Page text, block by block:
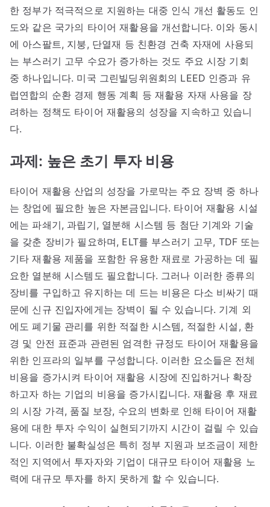
한 정부가 적극적으로 지원하는 대중 인식 개선 활동도 인
도와 같은 국가의 타이어 재활용을 개선합니다. 이와 동시
에 아스팔트, 지붕, 단열재 등 친환경 건축 자재에 사용되
는 부스러기 고무 수요가 증가하는 것도 주요 시장 기회
중 하나입니다. 미국 그린빌딩위원회의 LEED 인증과 유
럽연합의 순환 경제 행동 계획 등 재활용 자재 사용을 장
려하는 정책도 타이어 재활용의 성장을 지속하고 있습니
다.
과제: 높은 초기 투자 비용
타이어 재활용 산업의 성장을 가로막는 주요 장벽 중 하나
는 창업에 필요한 높은 자본금입니다. 타이어 재활용 시설
에는 파쇄기, 과립기, 열분해 시스템 등 첨단 기계와 기술
을 갖춘 장비가 필요하며, ELT를 부스러기 고무, TDF 또는
기타 재활용 제품을 포함한 유용한 재료로 가공하는 데 필
요한 열분해 시스템도 필요합니다. 그러나 이러한 종류의
장비를 구입하고 유지하는 데 드는 비용은 다소 비싸기 때
문에 신규 진입자에게는 장벽이 될 수 있습니다. 기계 외
에도 폐기물 관리를 위한 적절한 시스템, 적절한 시설, 환
경 및 안전 표준과 관련된 엄격한 규정도 타이어 재활용을
위한 인프라의 일부를 구성합니다. 이러한 요소들은 전체
비용을 증가시켜 타이어 재활용 시장에 진입하거나 확장
하고자 하는 기업의 비용을 증가시킵니다. 재활용 후 재료
의 시장 가격, 품질 보장, 수요의 변화로 인해 타이어 재활
용에 대한 투자 수익이 실현되기까지 시간이 걸릴 수 있습
니다. 이러한 불확실성은 특히 정부 지원과 보조금이 제한
적인 지역에서 투자자와 기업이 대규모 타이어 재활용 노
력에 대규모 투자를 하지 못하게 할 수 있습니다.